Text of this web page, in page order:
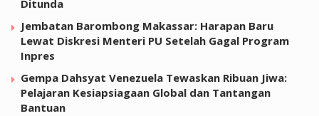
Ditunda
Jembatan Barombong Makassar: Harapan Baru
Lewat Diskresi Menteri PU Setelah Gagal Program
Inpres
Gempa Dahsyat Venezuela Tewaskan Ribuan Jiwa:
Pelajaran Kesiapsiagaan Global dan Tantangan
Bantuan